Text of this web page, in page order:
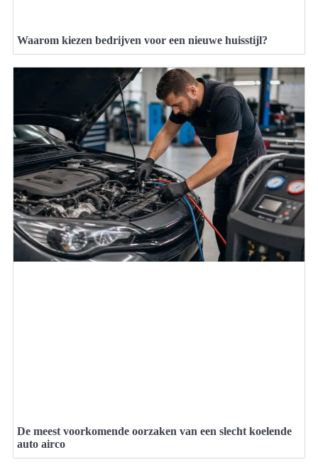
Waarom kiezen bedrijven voor een nieuwe huisstijl?
De meest voorkomende oorzaken van een slecht koelende
auto airco